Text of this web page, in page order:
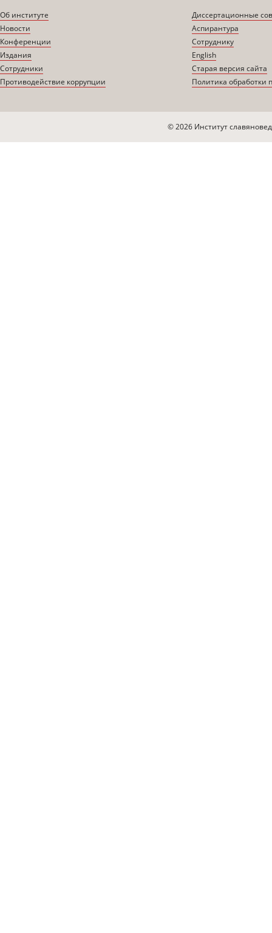
Об институте
Новости
Конференции
Издания
Сотрудники
Противодействие коррупции
Диссертационные
Аспирантура
Сотруднику
English
Старая версия сайта
Политика обработки
© 2026 Институт